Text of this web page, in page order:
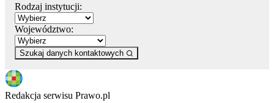
Rodzaj instytucji:
Województwo:
Szukaj danych kontaktowych
Redakcja serwisu Prawo.pl